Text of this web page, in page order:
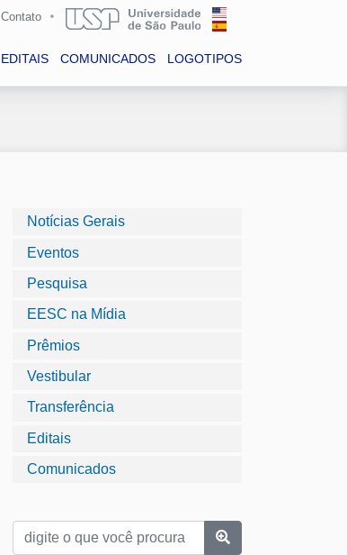
Contato
EDITAIS COMUNICADOS LOGOTIPOS
Notícias Gerais
Eventos
Pesquisa
EESC na Mídia
Prêmios
Vestibular
Transferência
Editais
Comunicados